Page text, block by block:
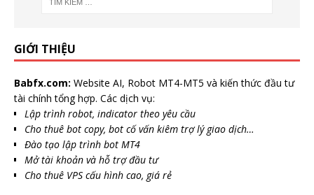
GIỚI THIỆU
Babfx.com: Website AI, Robot MT4-MT5 và kiến thức đầu tư
tài chính tổng hợp. Các dịch vụ:
Lập trình robot, indicator theo yêu cầu
Cho thuê bot copy, bot cố vấn kiêm trợ lý giao dịch…
Đào tạo lập trình bot MT4
Mở tài khoản và hỗ trợ đầu tư
Cho thuê VPS cấu hình cao, giá rẻ